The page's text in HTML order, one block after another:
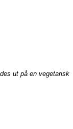
ut på en vegetarisk